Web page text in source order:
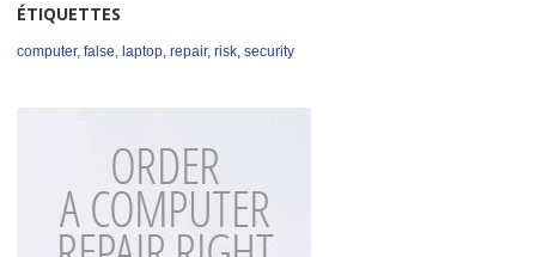
ÉTIQUETTES
computer, false laptop repair, risk security